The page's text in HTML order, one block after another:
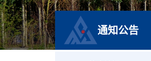
通知公告